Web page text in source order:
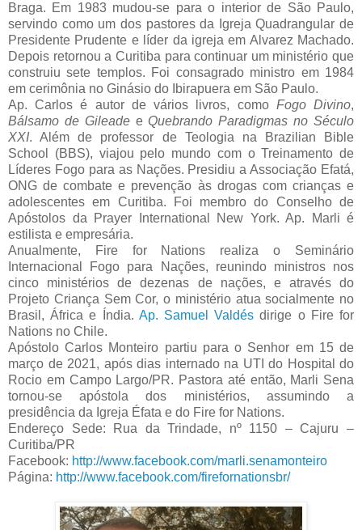
Braga. Em 1983 mudou-se para o interior de São Paulo,
servindo como um dos pastores da Igreja Quadrangular de
Presidente Prudente e líder da igreja em Alvarez Machado.
Depois retornou a Curitiba para continuar um ministério que
construiu sete templos. Foi consagrado ministro em 1984
em cerimônia no Ginásio do Ibirapuera em São Paulo.
Ap. Carlos é autor de vários livros, como Fogo Divino,
Bálsamo de GileadeeQuebrando Paradigmas no Século
XXI. Além de professor de Teologia na Brazilian Bible
School (BBS), viajou pelo mundo com o Treinamento de
Líderes Fogo para as Nações. Presidiu a Associação Efatá,
ONG de combate e prevenção às drogas com crianças e
adolescentes em Curitiba. Foi membro do Conselho de
Apóstolos da Prayer International New York. Ap. Marli é
estilista e empresária.
Anualmente, Fire for Nations realiza o Seminário
Internacional Fogo para Nações, reunindo ministros nos
cinco ministérios de dezenas de nações, e através do
Projeto Criança Sem Cor, o ministério atua socialmente no
Brasil, África e Índia. Ap. Samuel Valdés dirige o Fire for
Nations no Chile.
Apóstolo Carlos Monteiro partiu para o Senhor em 15 de
março de 2021, após dias internado na UTI do Hospital do
Rocio em Campo Largo/PR. Pastora até então, Marli Sena
tornou-se apóstola dos ministérios, assumindo a
presidência da Igreja Éfata e do Fire for Nations.
Endereço Sede: Rua da Trindade, nº 1150 – Cajuru –
Curitiba/PR
Facebook: http://www.facebook.com/marli.senamonteiro
Página: http://www.facebook.com/firefornationsbr/